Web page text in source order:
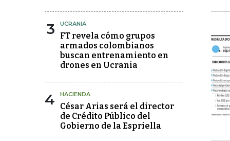
3 UCRANIA
FT revela cómo grupos
armados colombianos
buscan entrenamiento en
drones en Ucrania
4 HACIENDA
César Arias será el director
de Crédito Público del
Gobierno de la Espriella